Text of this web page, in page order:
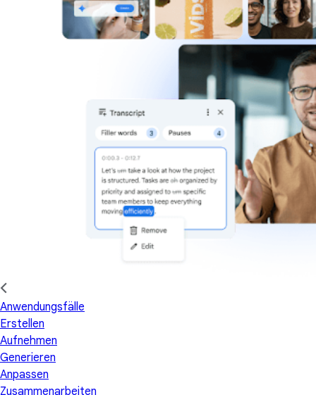
Anwendungsfälle
Erstellen
Aufnehmen
Generieren
Anpassen
Zusammenarbeiten